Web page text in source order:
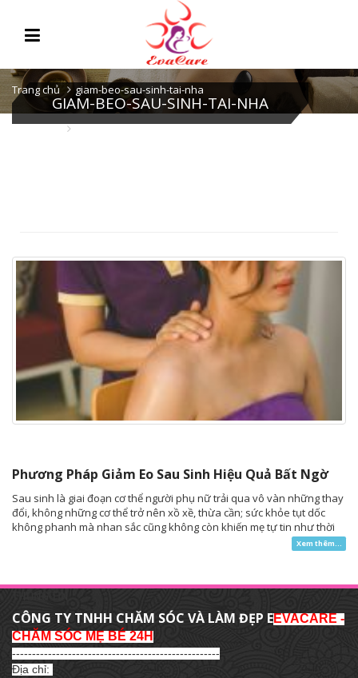
Trang chủ giam-beo-sau-sinh-tai-nha
Trang chủ giam-beo-sau-sinh-tai-nha
GIAM-BEO-SAU-SINH-TAI-NHA
Phương Pháp Giảm Eo Sau Sinh Hiệu Quả Bất Ngờ
Sau sinh là giai đoạn cơ thể người phụ nữ trải qua vô vàn những thay
đổi, không những cơ thể trở nên xồ xề, thừa cần; sức khỏe tụt dốc
không phanh mà nhan sắc cũng không còn khiến mẹ tự tin như thời
giảm eo sau sinh hiệu quả
mà cách thức thực hiện lại vô cùng đơn giản, tốn ít chi phí không?
Xem thêm...
CÔNG TY TNHH CHĂM SÓC VÀ LÀM ĐẸP EEVACARE -
CHĂM SÓC MẸ BÉ 24H
----------------------------------------------------
Địa chỉ: